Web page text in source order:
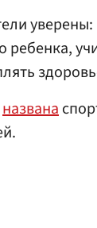
ребенка,
названа